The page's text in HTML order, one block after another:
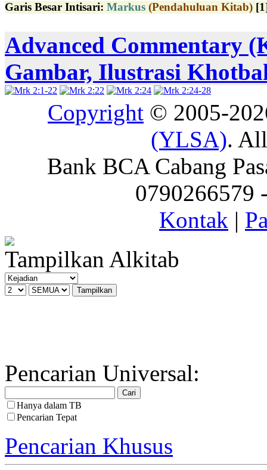
Garis Besar Intisari: Markus (Pendahuluan Kitab)
Advanced Commentary
Gambar, Ilustrasi
Copyright © 2005-
(YLSA).
Bank BCA Cabang
0790266579
Kontak |
Tampilkan Alkitab
Pencarian Universal:
Hanya dalam TB
Pencarian Tepat
Pencarian Khusus